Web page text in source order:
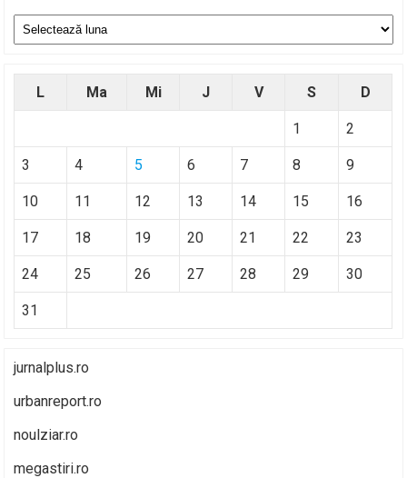
Arhive
L Ma Mi J V S D
1 2
3 4 5 6 7 8 9
10 11 12 13 14 15 16
17 18 19 20 21 22 23
24 25 26 27 28 29 30
31
jurnalplus.ro
urbanreport.ro
noulziar.ro
megastiri.ro